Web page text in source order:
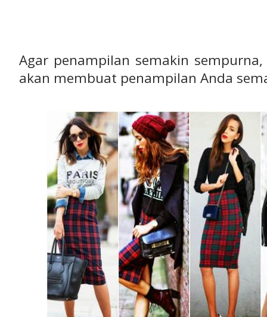
Agar penampilan semakin
akan membuat penampilan Anda